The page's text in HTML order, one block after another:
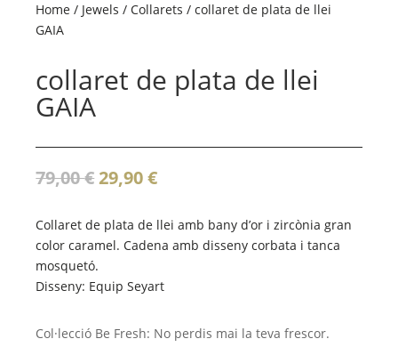
Home / Jewels /Collarets / collaret de plata de llei
GAIA
collaret de plata de llei
GAIA
79,00€El
original
era:
29,90€El
actual
és:
Collaret de plata de llei amb bany d’or i zircònia gran
color caramel. Cadena amb disseny corbata i tanca
mosquetó.
Disseny: Equip Seyart
Col·lecció Be Fresh: No perdis mai la teva frescor.